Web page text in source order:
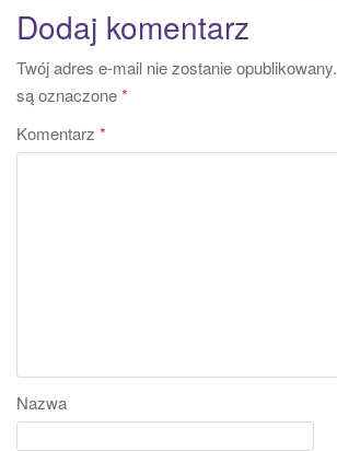
Dodaj komentarz
Twój adres e-mail nie zostanie opublikowany.
są oznaczone*
Komentarz *
Nazwa